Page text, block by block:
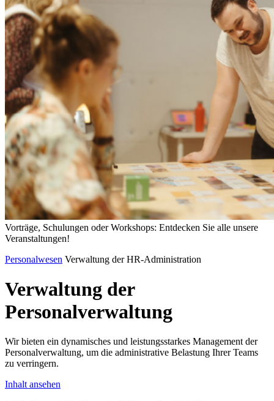
Vorträge, Schulungen oder Workshops: Entdecken Sie alle unsere
Veranstaltungen!
Personalwesen Verwaltung der HR-Administration
Verwaltung der
Personalverwaltung
Wir bieten ein dynamisches und leistungsstarkes Management der
Personalverwaltung, um die administrative Belastung Ihrer Teams
zu verringern.
Inhalt ansehen